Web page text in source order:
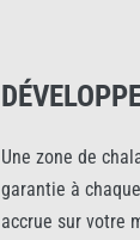
Une zone de
garantie à
accrue sur votre